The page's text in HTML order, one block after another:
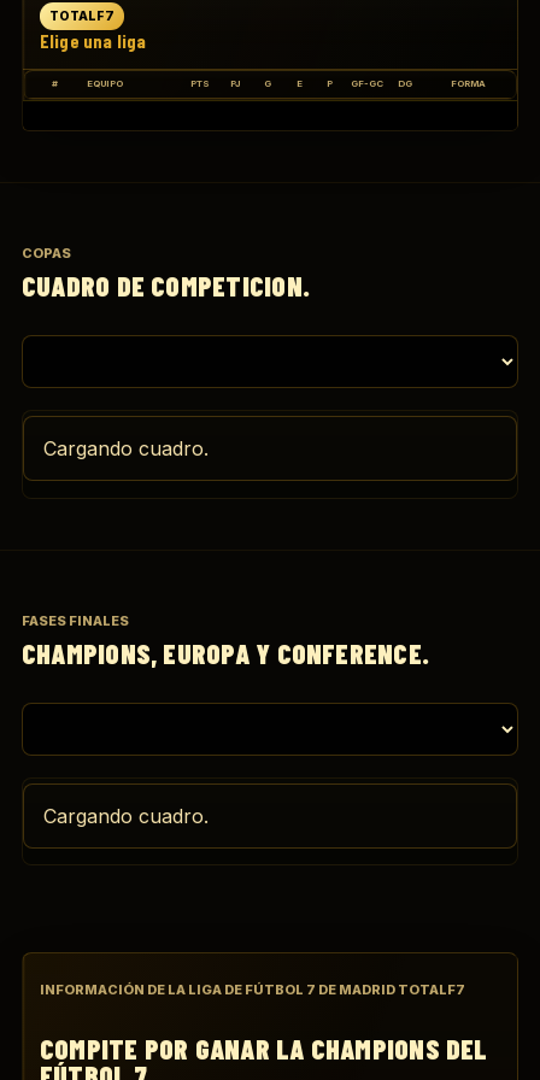
TOTALF7
Elige una liga
# EQUIPO PTS PJ G E P GF-GC DG FORMA
COPAS
CUADRO DE COMPETICION.
Cargando cuadro.
FASES FINALES
CHAMPIONS, EUROPA Y CONFERENCE.
Cargando cuadro.
INFORMACIÓN DE LA LIGA DE FÚTBOL 7 DE MADRID TOTALF7
COMPITE POR GANAR LA CHAMPIONS DEL